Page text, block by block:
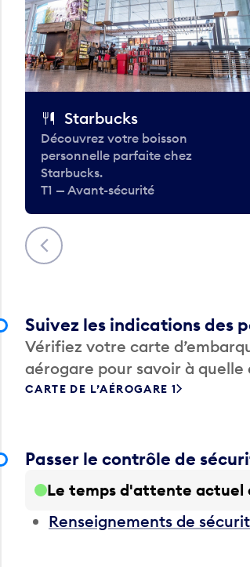
Précédent
Starbucks
Découvrez votre boisson
personnelle parfaite chez
Starbucks.
T1 — Avant-sécurité
Suivez les indications des
Vérifiez votre carte
aérogare pour savoir à
CARTE DE L’AÉROGARE 1
Passer le contrôle de
Le temps d'attente actuel
Renseignements de